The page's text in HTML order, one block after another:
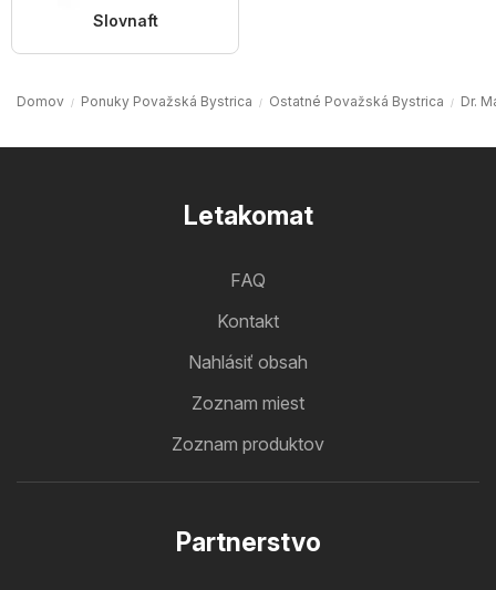
Slovnaft
Domov Ponuky Považská Bystrica Ostatné Považská Bystrica Dr.
Letakomat
FAQ
Kontakt
Nahlásiť obsah
Zoznam miest
Zoznam produktov
Partnerstvo